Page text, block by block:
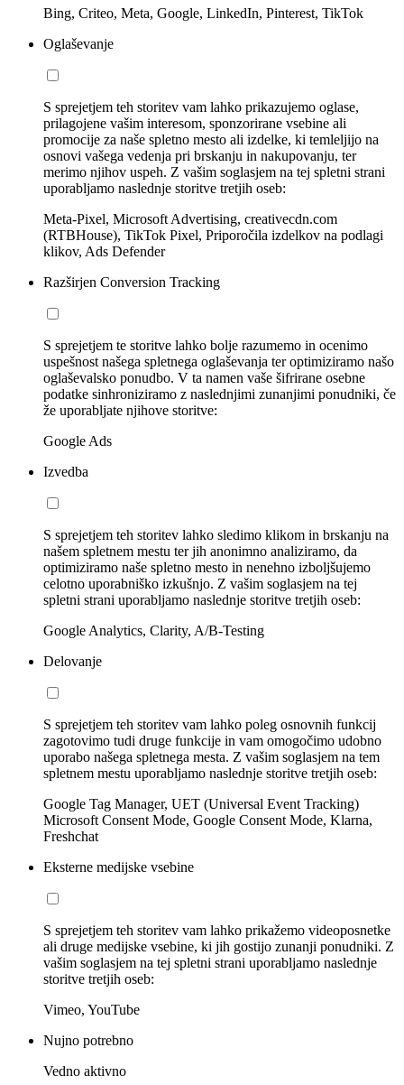
Bing, Criteo, Meta, Google, LinkedIn, Pinterest, TikTok
Oglaševanje
S sprejetjem teh storitev vam lahko prikazujemo oglase,
prilagojene vašim interesom, sponzorirane vsebine ali
promocije za naše spletno mesto ali izdelke, ki temleljijo na
osnovi vašega vedenja pri brskanju in nakupovanju, ter
merimo njihov uspeh. Z vašim soglasjem na tej spletni strani
uporabljamo naslednje storitve tretjih oseb:
Meta-Pixel, Microsoft Advertising, creativecdn.com
(RTBHouse), TikTok Pixel, Priporočila izdelkov na podlagi
klikov, Ads Defender
Razširjen Conversion Tracking
S sprejetjem te storitve lahko bolje razumemo in ocenimo
uspešnost našega spletnega oglaševanja ter optimiziramo našo
oglaševalsko ponudbo. V ta namen vaše šifrirane osebne
podatke sinhroniziramo z naslednjimi zunanjimi ponudniki, če
že uporabljate njihove storitve:
Google Ads
Izvedba
S sprejetjem teh storitev lahko sledimo klikom in brskanju na
našem spletnem mestu ter jih anonimno analiziramo, da
optimiziramo naše spletno mesto in nenehno izboljšujemo
celotno uporabniško izkušnjo. Z vašim soglasjem na tej
spletni strani uporabljamo naslednje storitve tretjih oseb:
Google Analytics, Clarity, A/B-Testing
Delovanje
S sprejetjem teh storitev vam lahko poleg osnovnih funkcij
zagotovimo tudi druge funkcije in vam omogočimo udobno
uporabo našega spletnega mesta. Z vašim soglasjem na tem
spletnem mestu uporabljamo naslednje storitve tretjih oseb:
Google Tag Manager, UET (Universal Event Tracking)
Microsoft Consent Mode, Google Consent Mode, Klarna,
Freshchat
Eksterne medijske vsebine
S sprejetjem teh storitev vam lahko prikažemo videoposnetke
ali druge medijske vsebine, ki jih gostijo zunanji ponudniki. Z
vašim soglasjem na tej spletni strani uporabljamo naslednje
storitve tretjih oseb:
Vimeo, YouTube
Nujno potrebno
Vedno aktivno